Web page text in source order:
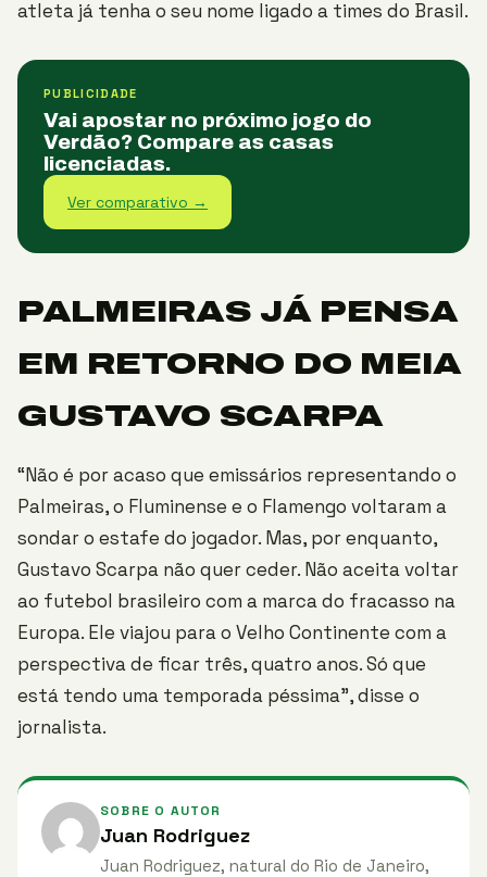
atleta já tenha o seu nome ligado a times do Brasil.
PUBLICIDADE
Vai apostar no próximo jogo do
Verdão? Compare as casas
licenciadas.
Ver comparativo →
PALMEIRAS JÁ PENSA
EM RETORNO DO MEIA
GUSTAVO SCARPA
“Não é por acaso que emissários representando o
Palmeiras, o Fluminense e o Flamengo voltaram a
sondar o estafe do jogador. Mas, por enquanto,
Gustavo Scarpa não quer ceder. Não aceita voltar
ao futebol brasileiro com a marca do fracasso na
Europa. Ele viajou para o Velho Continente com a
perspectiva de ficar três, quatro anos. Só que
está tendo uma temporada péssima”, disse o
jornalista.
SOBRE O AUTOR
Juan Rodriguez
Juan Rodriguez, natural do Rio de Janeiro,